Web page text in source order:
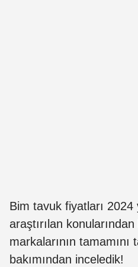
Bim tavuk fiyatları 2024
araştırılan
markalarının tamamını
bakımından inceledik!